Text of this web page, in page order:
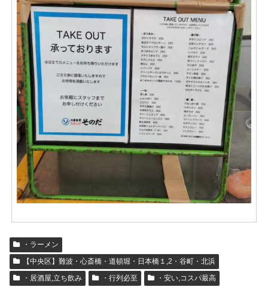
・ラーメン
【中央区】難波・心斎橋・道頓堀・日本橋１,2・谷町・北浜
・居酒屋,立ち飲み
・行列必至
・安い,コスパ最高